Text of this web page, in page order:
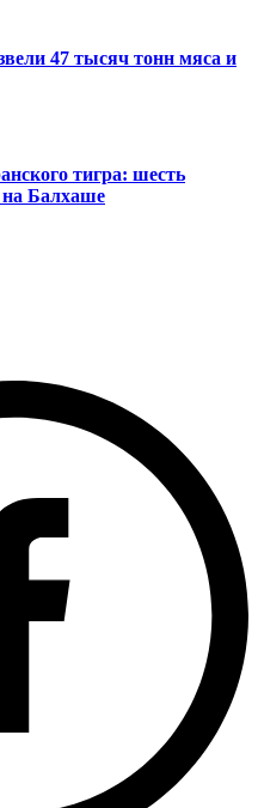
47 тысяч тонн мяса и
тигра: шесть
Балхаше